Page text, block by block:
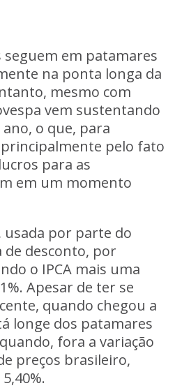
em patamares
na ponta longa da
mesmo com
vem sustentando
o que, para
principalmente pelo fato
para as
em um momento
usada por parte do
de desconto, por
o IPCA mais uma
Apesar de ter se
quando chegou a
longe dos patamares
fora a variação
preços brasileiro,